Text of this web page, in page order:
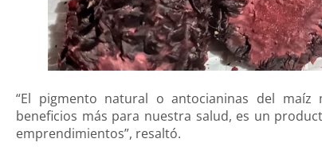
“El pigmento natural o antocianinas del
beneficios más para nuestra salud, es un
emprendimientos”, resaltó.